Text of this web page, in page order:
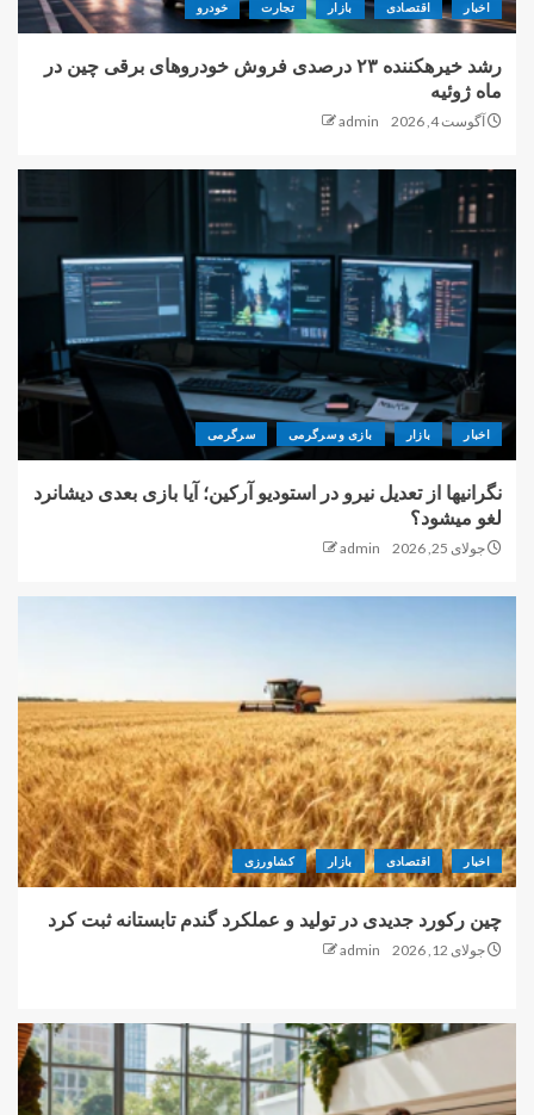
اخبار اقتصادی بازار تجارت خودرو
رشد خیرهکننده ۲۳ درصدی فروش خودروهای برقی چین در
ماه ژوئیه
آگوست 4, 2026 admin
اخبار بازار بازی و سرگرمی سرگرمی
نگرانیها از تعدیل نیرو در استودیو آرکین؛ آیا بازی بعدی دیشانرد
لغو میشود؟
جولای 25, 2026 admin
اخبار اقتصادی بازار کشاورزی
چین رکورد جدیدی در تولید و عملکرد گندم تابستانه ثبت کرد
جولای 12, 2026 admin